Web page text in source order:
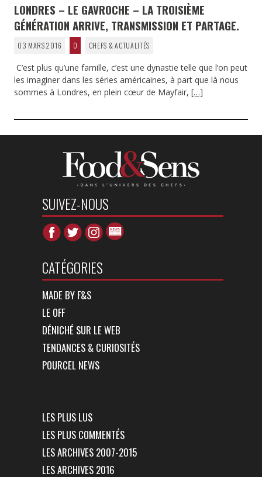
LONDRES – LE GAVROCHE – LA TROISIÈME
GÉNÉRATION ARRIVE, TRANSMISSION ET PARTAGE.
03 MARS 2016 0 CHEFS & ACTUALITÉS
C’est plus qu’une famille, c’est une dynastie telle que l’on peut
les imaginer dans les séries américaines, à part que là nous
sommes à Londres, en plein cœur de Mayfair, […]
SUIVEZ-NOUS
CATÉGORIES
MADE BY F&S
LE OFF
DÉNICHÉ SUR LE WEB
TENDANCES & CURIOSITÉS
POURCEL NEWS
LES PLUS LUS
LES PLUS COMMENTÉS
LES ARCHIVES 2007-2015
LES ARCHIVES 2016